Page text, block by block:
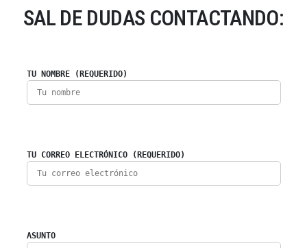
SAL DE DUDAS CONTACTANDO:
TU NOMBRE (REQUERIDO)
TU CORREO ELECTRÓNICO (REQUERIDO)
ASUNTO